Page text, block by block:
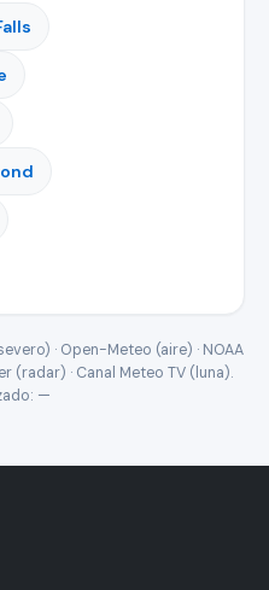
· Open-Meteo (aire) · NOAA
(radar) · Canal Meteo TV (luna).
—